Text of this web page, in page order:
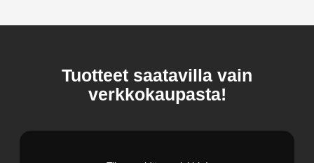
Tuotteet saatavilla vain
verkkokaupasta!